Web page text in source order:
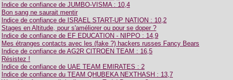
Indice de confiance de JUMBO-VISMA : 10,4
Bon sang ne saurait mentir
Indice de confiance de ISRAEL START-UP NATION : 10,2
Stages en Altitude, pour s'améliorer ou pour se doper ?
Indice de confiance de EF EDUCATION - NIPPO : 14,9
Mes étranges contacts avec les (fake ?) hackers russes Fancy Bears
Indice de confiance de AG2R CITROEN TEAM : 16,5
Résistez !
Indice de confiance de UAE TEAM EMIRATES : 2
Indice de confiance du TEAM QHUBEKA NEXTHASH : 13,7